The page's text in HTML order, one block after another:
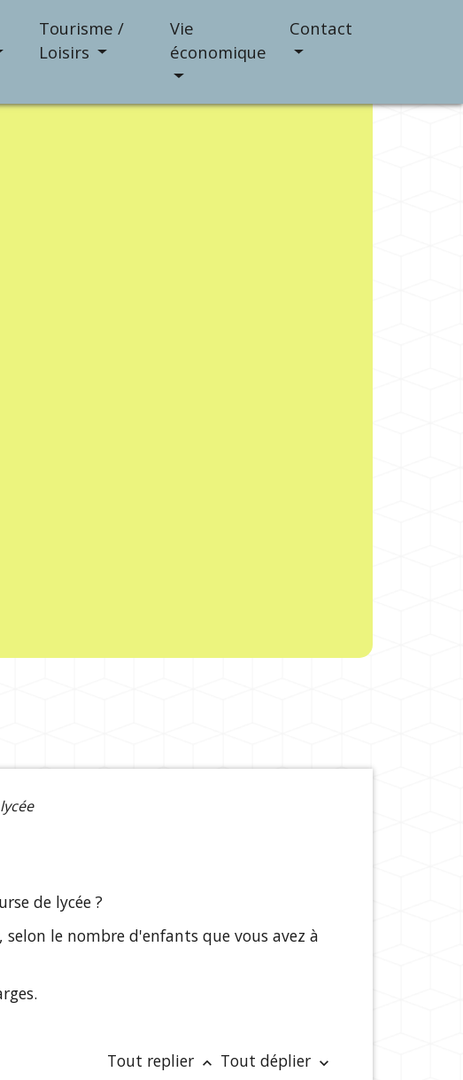
Tourisme /
Loisirs
Vie
économique
Contact
de lycée ?
selon le nombre d'enfants que vous avez à
Tout replier keyboard_arrow_up Tout déplier keyboard_arrow_down